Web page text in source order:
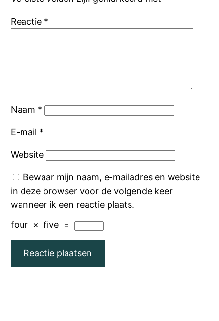
Reactie *
Naam *
E-mail *
Website
Bewaar mijn naam, e-mailadres en website
in deze browser voor de volgende keer
wanneer ik een reactie plaats.
four × five =